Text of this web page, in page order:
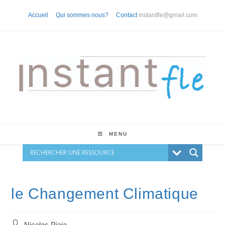
Accueil Qui sommes nous? Contact instantfle@gmail.com
MENU
le Changement Climatique